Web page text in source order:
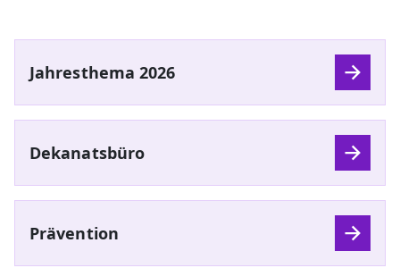
Jahresthema 2026
Dekanatsbüro
Prävention